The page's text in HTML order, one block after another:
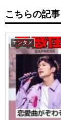
こちらの記
エンタメ